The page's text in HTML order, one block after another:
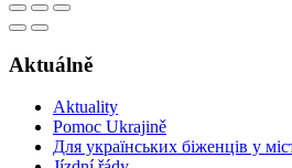
Aktuálně
Aktuality
Pomoc Ukrajině
Для українських біженців у